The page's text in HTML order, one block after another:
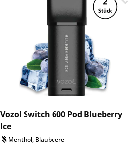
Vozol Switch 600 Pod Blueberry
Ice
Menthol, Blaubeere